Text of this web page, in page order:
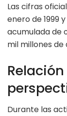
Las cifras
enero de 1999
acumulada de
mil millones de
Durante las